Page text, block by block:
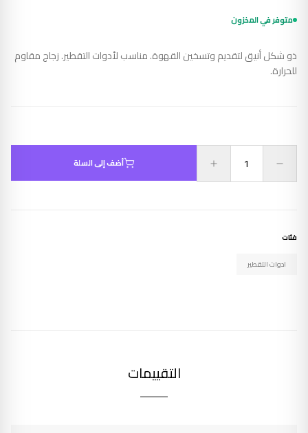
متوفر في المخزون
ذو شكل أنيق لتقديم وتسخين القهوة. مناسب لأدوات التقطير. زجاج مقاوم
للحرارة.
أضف إلى السلة
فئات
ادوات التقطير
التقييمات